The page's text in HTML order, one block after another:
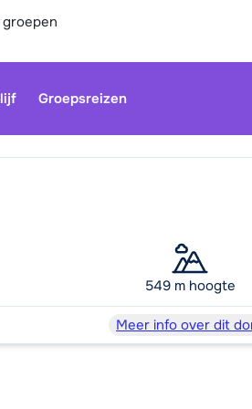
Groepsreizen
gesloten.
gebruiken:
549 m hoogte
Meer info over dit